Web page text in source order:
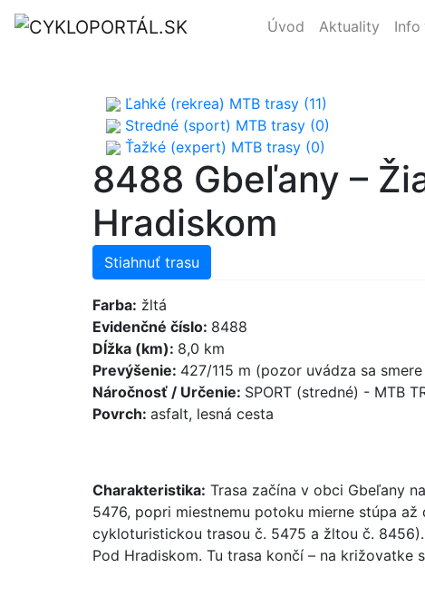
Úvod Aktuality Info
Ľahké (rekrea) MTB trasy (11)
Stredné (sport) MTB trasy (0)
Ťažké (expert) MTB trasy (0)
8488 Gbeľany –
Hradiskom
Stiahnuť trasu
Farba: žltá
Evidenčné číslo: 8488
Dĺžka (km): 8,0 km
Prevýšenie: 427/115 m (pozor uvádza sa
Náročnosť / Určenie: SPORT (stredné) - MTB
Povrch: asfalt, lesná cesta
Charakteristika: Trasa začína v obci Gbeľany
5476, popri miestnemu potoku mierne stúpa
cykloturistickou trasou č. 5475 a žltou č.
Pod Hradiskom. Tu trasa končí – na